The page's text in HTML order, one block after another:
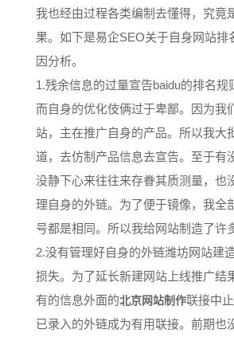
我也经由过程各类编制去懂得，究竟
果。如下是易企SEO关于自身网站排
因分析。
1.残余信息的过量宣告baidu的排名规
而自身的优化伎俩过于卑鄙。因为我
站，主在推广自身的产品。所以我大
道，去仿制产品信息去宣告。至于有
没静下心来往往来存眷其质测量，也
理自身的外链。为了便于镜像，我全
号都是相同。所以我给网站制造了许
2.没有管理好自身的外链潍坊网站建
损失。为了延长新建网站上线推广结
有的信息外面的北京网站制作联接中
已录入的外链成为有用联接。前期也